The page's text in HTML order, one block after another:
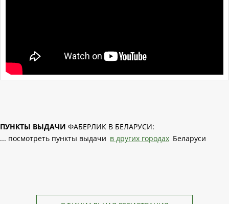
ПУНКТЫ ВЫДАЧИ ФАБЕРЛИК В БЕЛАРУСИ:
... посмотреть пункты выдачи в других городах Беларуси